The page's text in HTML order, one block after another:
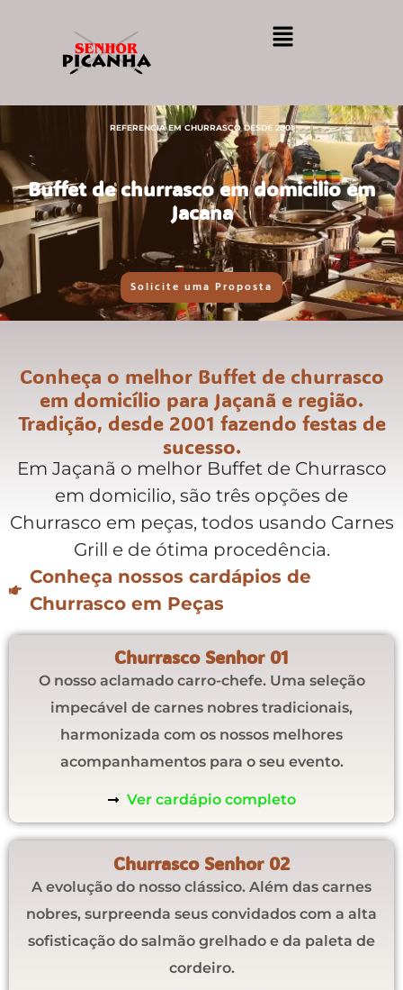
REFERENCIA EM CHURRASCO DESDE 2001
Buffet de churrasco em domicilio em
Jacana
Solicite uma Proposta
Conheça o melhor Buffet de churrasco
em domicílio para Jaçanã e região.
Tradição, desde 2001 fazendo festas de
sucesso.
Em Jaçanã o melhor Buffet de Churrasco
em domicilio, são três opções de
Churrasco em peças, todos usando Carnes
Grill e de ótima procedência.
Conheça nossos cardápios de
Churrasco em Peças
Churrasco Senhor 01
O nosso aclamado carro-chefe. Uma seleção
impecável de carnes nobres tradicionais,
harmonizada com os nossos melhores
acompanhamentos para o seu evento.
Ver cardápio completo
Churrasco Senhor 02
A evolução do nosso clássico. Além das carnes
nobres, surpreenda seus convidados com a alta
sofisticação do salmão grelhado e da paleta de
cordeiro.